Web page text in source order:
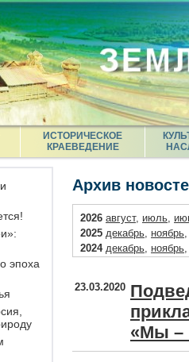
ИСТОРИЧЕСКОЕ
КРАЕВЕДЕНИЕ
эпоха
Архив
2026 август, июль,
2025 декабрь, ноябрь
2024 декабрь, ноябрь
2021 декабрь,октябрь
декабрь,ноябрь
декабрь,ноябрь
декабрь,ноябрь
2017 декабрь,ноябрь
23.03.2020
«Мы –